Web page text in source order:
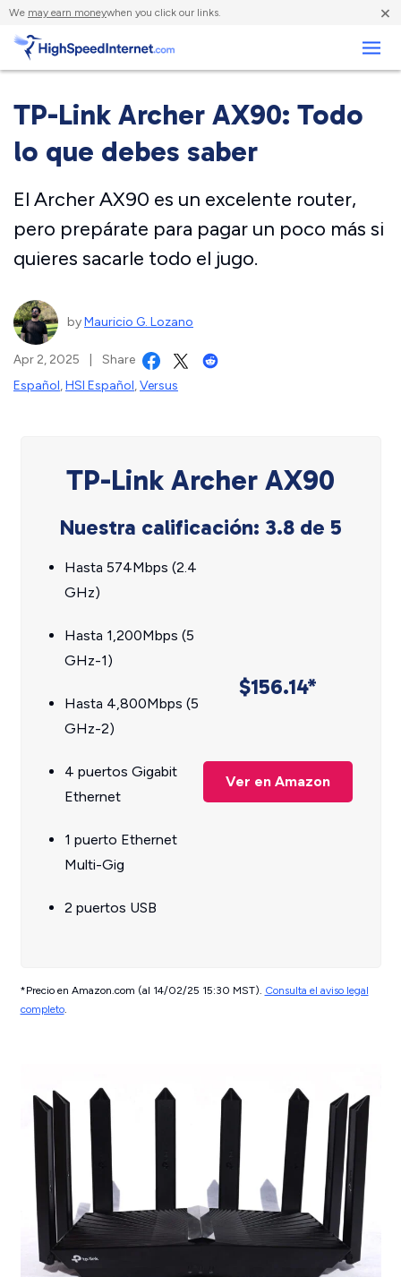
We may earn moneywhen you click our links. ×
TP-Link Archer AX90: Todo
lo que debes saber
El Archer AX90 es un excelente router,
pero prepárate para pagar un poco más si
quieres sacarle todo el jugo.
byMauricio G. Lozano
Apr 2, 2025
Share
Español,HSI Español,Versus
TP-Link Archer AX90
Nuestra calificación: 3.8 de 5
Hasta 574Mbps (2.4
GHz)
Hasta 1,200Mbps (5
GHz-1)
Hasta 4,800Mbps (5
GHz-2)
4 puertos Gigabit
Ethernet
1 puerto Ethernet
Multi-Gig
2 puertos USB
$156.14*
Ver en Amazon
*Precio en Amazon.com (al 14/02/25 15:30 MST). Consulta el aviso legal
completo.